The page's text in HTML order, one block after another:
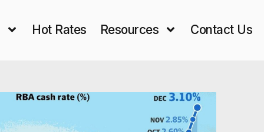
Hot Rates Resources Contact Us